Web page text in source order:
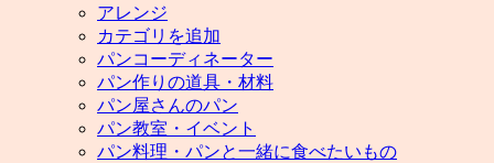
アレンジ
カテゴリを追加
パンコーディネーター
パン作りの道具・材料
パン屋さんのパン
パン教室・イベント
パン料理・パンと一緒に食べたいもの